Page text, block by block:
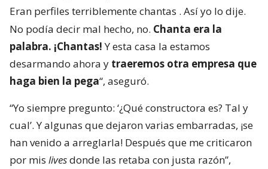
Eran perfiles terriblemente chantas . Así yo lo dije.
No podía decir mal hecho, no. Chanta era la
palabra. ¡Chantas!Y esta casa la estamos
desarmando ahora y traeremos otra empresa que
haga bien la pega“, aseguró.
“Yo siempre pregunto: ‘¿Qué constructora es? Tal y
cual’. Y algunas que dejaron varias embarradas, ¡se
han venido a arreglarla! Después que me criticaron
por mis livesdonde las retaba con justa razón”,